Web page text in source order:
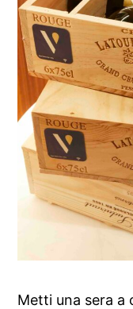
Metti una sera a